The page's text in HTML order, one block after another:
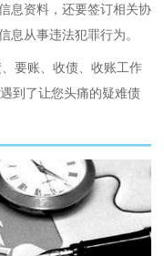
息资料，还要签订相关协
息从事违法犯罪行为。
要账、收债、收账工作
遇到了让您头痛的疑难债